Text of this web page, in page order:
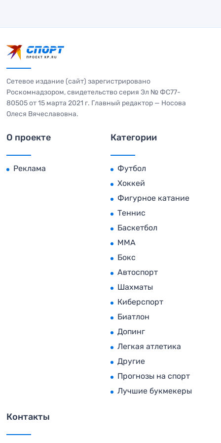
Сетевое издание (сайт) зарегистрировано
Роскомнадзором, свидетельство серия Эл № ФС77-
80505 от 15 марта 2021 г. Главный редактор — Носова
Олеся Вячеславовна.
О проекте
Реклама
Категории
Футбол
Хоккей
Фигурное катание
Теннис
Баскетбол
MMA
Бокс
Автоспорт
Шахматы
Киберспорт
Биатлон
Допинг
Легкая атлетика
Другие
Прогнозы на спорт
Лучшие букмекеры
Контакты